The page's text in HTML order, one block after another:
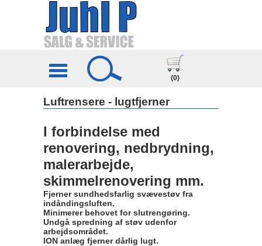
(0)
Luftrensere - lugtfjerner
I forbindelse med
renovering, nedbrydning,
malerarbejde,
skimmelrenovering mm.
Fjerner sundhedsfarlig svævestøv fra
indåndingsluften.
Minimerer behovet for slutrengøring.
Undgå spredning af støv udenfor
arbejdsområdet.
ION anlæg fjerner dårlig lugt.